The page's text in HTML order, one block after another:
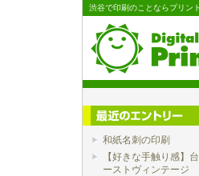
渋谷で印刷のことならプリン
和紙名刺の印刷
【好きな手触り感】
ーストヴィンテージ